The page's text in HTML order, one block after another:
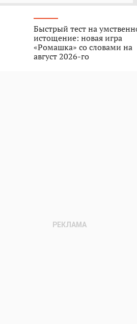
Быстрый тест на
истощение: новая игра
«Ромашка» со словами на
август 2026-го